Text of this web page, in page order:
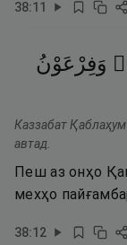
38:11
وَفِرْعَوْنُ
Каззабат
автад.
Пеш аз онҳо
мехҳо
38:12